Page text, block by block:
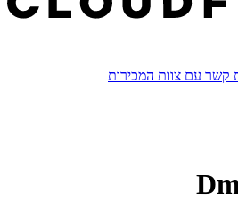
קשר עם צוות המכירות